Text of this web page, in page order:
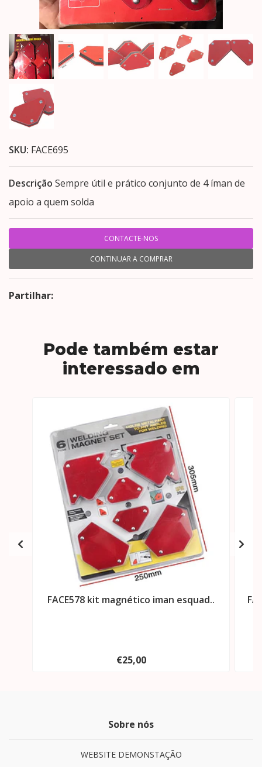
SKU: FACE695
Descrição Sempre útil e prático conjunto de 4 íman de
apoio a quem solda
CONTACTE-NOS
CONTINUAR A COMPRAR
Partilhar:
Pode também estar
interessado em
FACE578 kit magnético iman esquad..
€25,00
Sobre nós
WEBSITE DEMONSTAÇÃO